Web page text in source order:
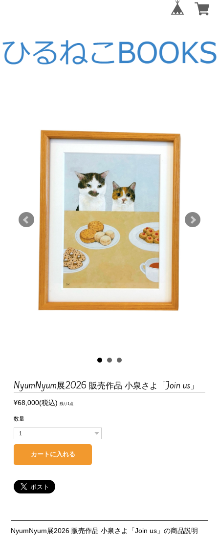
NyumNyum展2026 販売作品 小泉さよ「Join us」
¥68,000(税込) 残り1点
数量
NyumNyum展2026 販売作品 小泉さよ「Join us」の商品説明